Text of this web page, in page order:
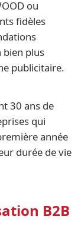
ou
fidèles
bien plus
publicitaire.
30 ans de
qui
année
durée de vie
B2B